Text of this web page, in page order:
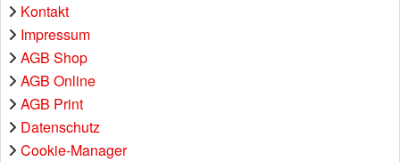
Kontakt
Impressum
AGB Shop
AGB Online
AGB Print
Datenschutz
Cookie-Manager